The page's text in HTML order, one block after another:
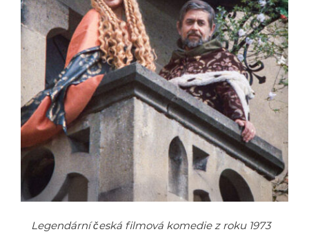
Legendární česká filmová komedie z roku 1973